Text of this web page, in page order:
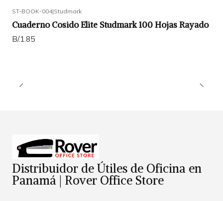
ST-BOOK-004|Studmark
Cuaderno Cosido Elite Studmark 100 Hojas Rayado
B/.1.85
Distribuidor de Útiles de Oficina en
Panamá | Rover Office Store